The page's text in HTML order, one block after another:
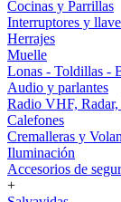
Cocinas y Parrillas
Interruptores y
Herrajes
Muelle
Lonas - Toldillas -
Audio y parlantes
Radio VHF,
Calefones
Cremalleras y
Iluminación
Accesorios de
+